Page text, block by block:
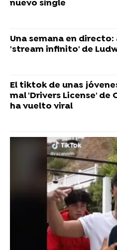
nuevo single
Una semana en
'stream infinito' de
El tiktok de unas
mal 'Drivers License' de
ha vuelto viral